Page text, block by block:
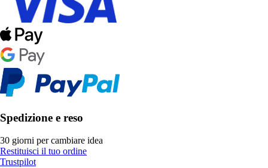
Spedizione e reso
30 giorni per cambiare idea
Restituisci il tuo ordine
Trustpilot